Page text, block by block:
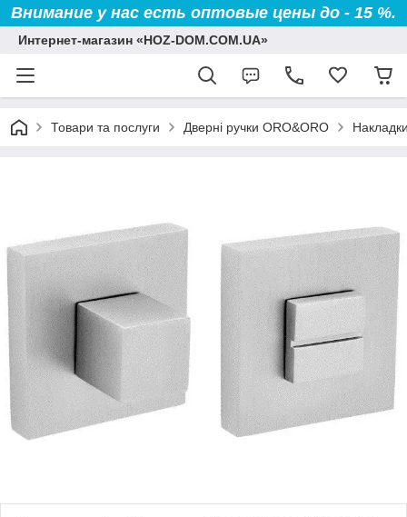
Внимание у нас есть оптовые цены до - 15 %.
Интернет-магазин «HOZ-DOM.COM.UA»
Товари та послуги Дверні ручки ORO&ORO